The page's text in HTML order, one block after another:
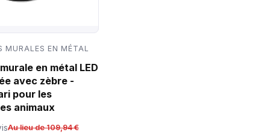
MURALES EN MÉTAL
en métal LED
avec zèbre -
pour les
animaux
Au lieu de 109,94 €